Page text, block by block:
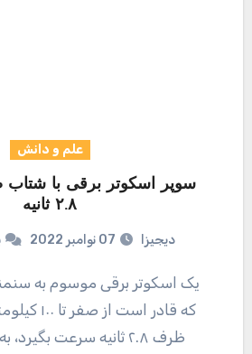
علم و دانش
۲.۸ ثانیه
دیجیزا 07 نوامبر 2022
یک اسکوتر برقی موسوم به سنمنتی(Senmenti)
که قادر است
ظرف ۲.۸ ثانیه سرعت